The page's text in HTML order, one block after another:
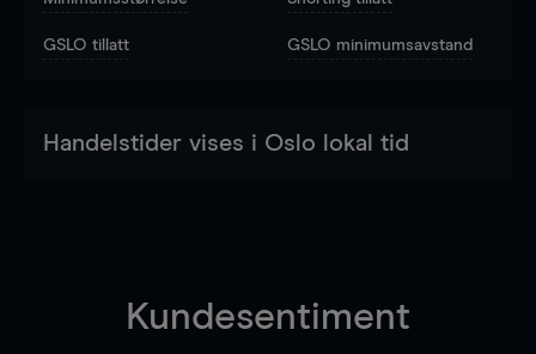
GSLO tillatt GSLO minimumsavstand
Handelstider vises i Oslo lokal tid
Kundesentiment